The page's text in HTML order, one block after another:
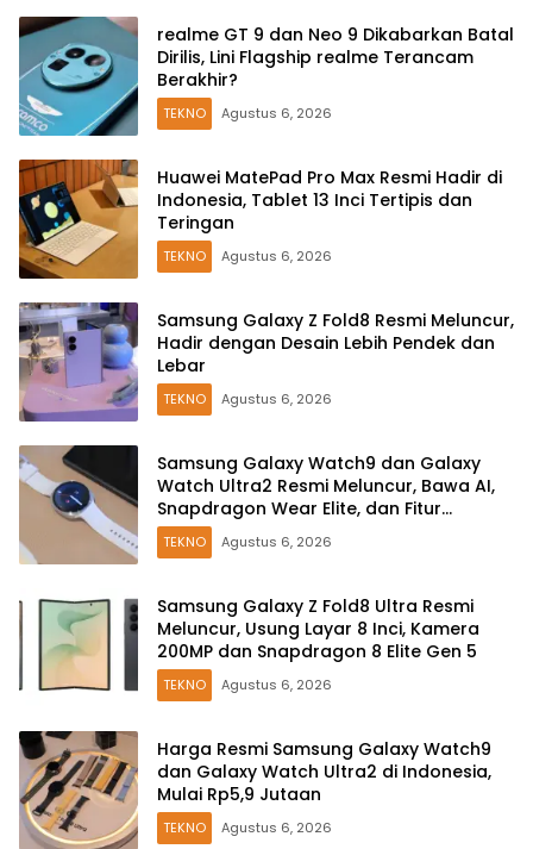
realme GT 9 dan Neo 9 Dikabarkan Batal
Dirilis, Lini Flagship realme Terancam
Berakhir?
TEKNO Agustus 6, 2026
Huawei MatePad Pro Max Resmi Hadir di
Indonesia, Tablet 13 Inci Tertipis dan
Teringan
TEKNO Agustus 6, 2026
Samsung Galaxy Z Fold8 Resmi Meluncur,
Hadir dengan Desain Lebih Pendek dan
Lebar
TEKNO Agustus 6, 2026
Samsung Galaxy Watch9 dan Galaxy
Watch Ultra2 Resmi Meluncur, Bawa AI,
Snapdragon Wear Elite, dan Fitur
Kesehatan Baru
TEKNO Agustus 6, 2026
Samsung Galaxy Z Fold8 Ultra Resmi
Meluncur, Usung Layar 8 Inci, Kamera
200MP dan Snapdragon 8 Elite Gen 5
TEKNO Agustus 6, 2026
Harga Resmi Samsung Galaxy Watch9
dan Galaxy Watch Ultra2 di Indonesia,
Mulai Rp5,9 Jutaan
TEKNO Agustus 6, 2026